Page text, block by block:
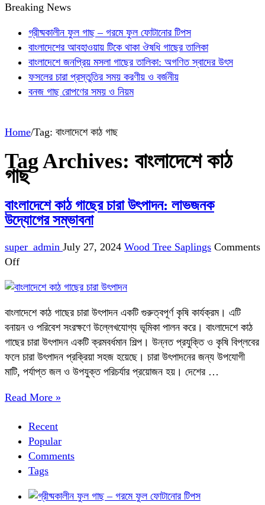
Breaking News
গ্রীষ্মকালীন ফুল গাছ – গরমে ফুল ফোটানোর টিপস
বাংলাদেশের আবহাওয়ায় টিকে থাকা ঔষধি গাছের তালিকা
বাংলাদেশে জনপ্রিয় মসলা গাছের তালিকা: অগণিত স্বাদের উৎস
ফসলের চারা প্রস্তুতির সময় করণীয় ও বর্জনীয়
বনজ গাছ রোপণের সময় ও নিয়ম
Home/Tag: বাংলাদেশে কাঠ গাছ
Tag Archives: বাংলাদেশে কাঠ
গাছ
বাংলাদেশে কাঠ গাছের চারা উৎপাদন: লাভজনক
উদ্যোগের সম্ভাবনা
super_admin July 27, 2024 Wood Tree Saplings Comments
Offon
কাঠ
চারা
উৎপাদন:
লাভজনক
উদ্যোগের
সম্ভাবনা
বাংলাদেশে কাঠ গাছের চারা উৎপাদন একটি গুরুত্বপূর্ণ কৃষি কার্যক্রম। এটি
বনায়ন ও পরিবেশ সংরক্ষণে উল্লেখযোগ্য ভূমিকা পালন করে। বাংলাদেশে কাঠ
গাছের চারা উৎপাদন একটি ক্রমবর্ধমান শিল্প। উন্নত প্রযুক্তি ও কৃষি বিপ্লবের
ফলে চারা উৎপাদন প্রক্রিয়া সহজ হয়েছে। চারা উৎপাদনের জন্য উপযোগী
মাটি, পর্যাপ্ত জল ও উপযুক্ত পরিচর্যার প্রয়োজন হয়। দেশের …
Read More »
Recent
Popular
Comments
Tags